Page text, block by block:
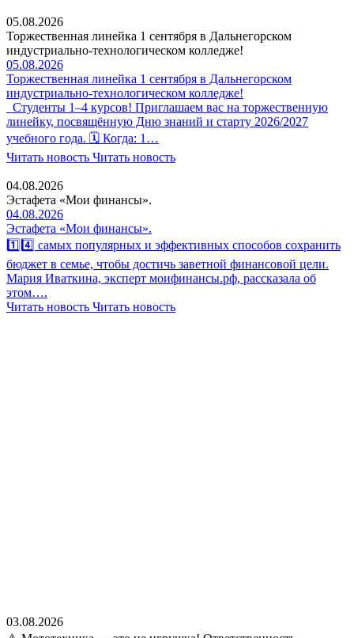
05.08.2026
Торжественная линейка 1 сентября в Дальнегорском
индустриально-технологическом колледже!
05.08.2026
Торжественная линейка 1 сентября в Дальнегорском
индустриально-технологическом колледже!
Студенты 1–4 курсов! Приглашаем вас на торжественную
линейку, посвящённую Дню знаний и старту 2026/2027
учебного года. 🗓 Когда: 1…
Читать новость Читать новость
04.08.2026
Эстафета «Мои финансы».
04.08.2026
Эстафета «Мои финансы».
1️⃣4️⃣ самых популярных и эффективных способов сохранить
бюджет в семье, чтобы достичь заветной финансовой цели.
Мария Иваткина, эксперт моифинансы.рф, рассказала об
этом….
Читать новость Читать новость
03.08.2026